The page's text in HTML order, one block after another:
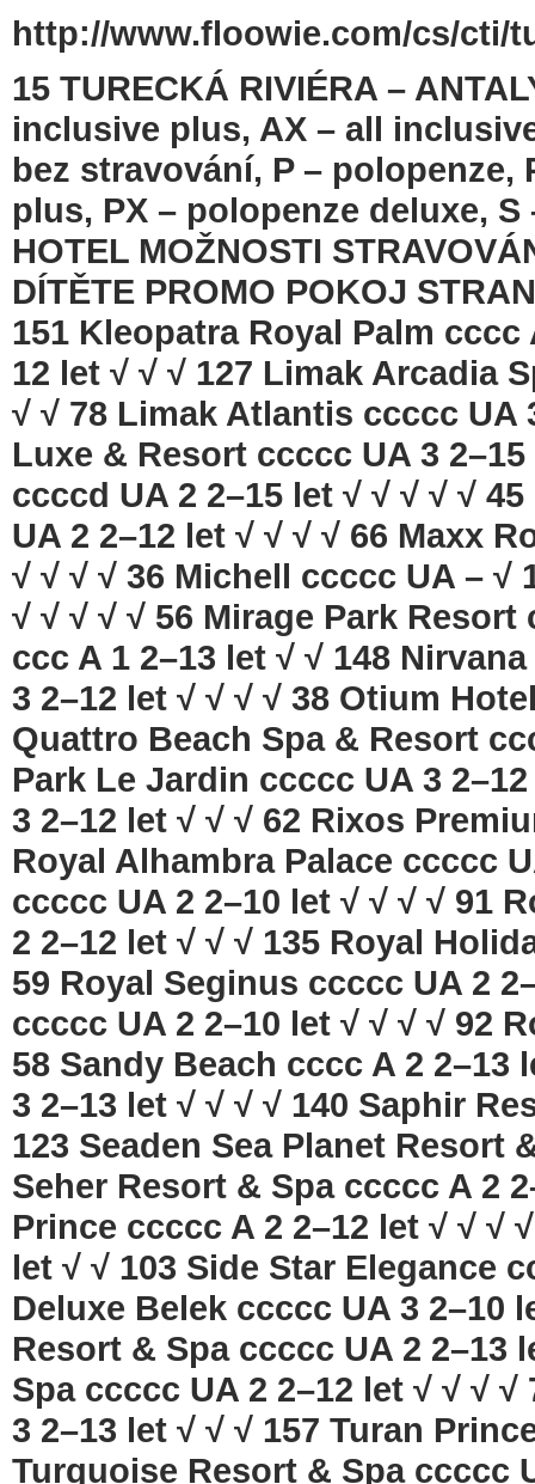
http://www.floowie.com/cs/cti/
15 TURECKÁ RIVIÉRA –
inclusive plus, AX – all
bez stravování, P – polopenze,
plus, PX – polopenze deluxe,
HOTEL MOŽNOSTI
DÍTĚTE PROMO POKOJ
151 Kleopatra Royal Palm cccc
12 let √ √ √ 127 Limak Arcadia
√ √ 78 Limak Atlantis ccccc UA
Luxe & Resort ccccc UA 3
ccccd UA 2 2–15 let √ √ √ √ √
UA 2 2–12 let √ √ √ √ 66 Maxx
√ √ √ √ 36 Michell ccccc UA – √
√ √ √ √ √ 56 Mirage Park Resort
ccc A 1 2–13 let √ √ 148
3 2–12 let √ √ √ √ 38 Otium
Quattro Beach Spa & Resort
Park Le Jardin ccccc UA 3
3 2–12 let √ √ √ 62 Rixos
Royal Alhambra Palace ccccc
ccccc UA 2 2–10 let √ √ √ √ 91
2 2–12 let √ √ √ 135 Royal
59 Royal Seginus ccccc UA 2
ccccc UA 2 2–10 let √ √ √ √ 92
58 Sandy Beach cccc A 2 2–13
3 2–13 let √ √ √ √ 140 Saphir
123 Seaden Sea Planet Resort
Seher Resort & Spa ccccc A 2
Prince ccccc A 2 2–12 let √ √ √
let √ √ 103 Side Star Elegance
Deluxe Belek ccccc UA 3 2–10
Resort & Spa ccccc UA 2 2–13
Spa ccccc UA 2 2–12 let √ √ √
3 2–13 let √ √ √ 157 Turan
Turquoise Resort & Spa ccccc